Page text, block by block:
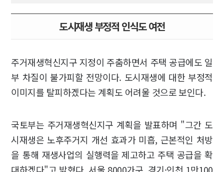
도시재생 부정적 인식도 여전
주거재생혁신지구 지정이 주춤하면서 주택 공급에도 일
부 차질이 불가피할 전망이다. 도시재생에 대한 부정적
이미지를 탈피하겠다는 계획도 어려울 것으로 보인다.
국토부는 주거재생혁신지구 계획을 발표하며 "그간 도
시재생은 노후주거지 개선 효과가 미흡, 근본적인 처방
을 통해 재생사업의 실행력을 제고하고 주택 공급을 확